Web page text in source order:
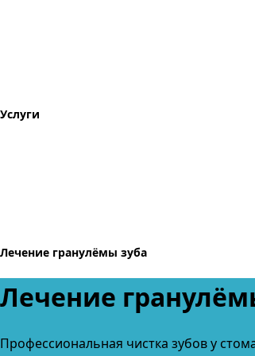
Услуги
Лечение гранулёмы зуба
Лечение
Профессиональная чистка зубову